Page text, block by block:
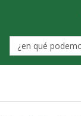
de
Castro-